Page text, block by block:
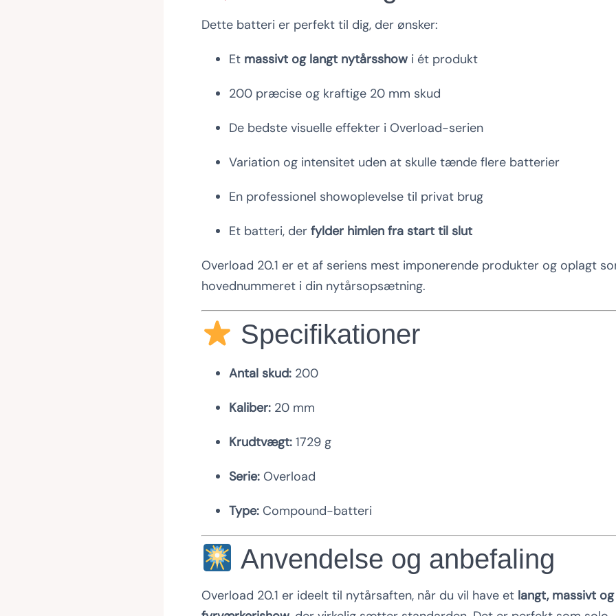
Dette batteri er perfekt til dig, der ønsker:
Et massivt og langt nytårsshow i ét produkt
200 præcise og kraftige 20 mm skud
De bedste visuelle effekter i Overload-serien
Variation og intensitet uden at skulle tænde flere batterier
En professionel showoplevelse til privat brug
Et batteri, derfylder himlen fra start til slut
Overload 20.1 er et af seriens mest imponerende produkter og oplagt
hovednummeret i din nytårsopsætning.
Specifikationer
Antal skud: 200
Kaliber: 20 mm
Krudtvægt: 1729 g
Serie: Overload
Type: Compound-batteri
Anvendelse og anbefaling
Overload 20.1 er ideelt til nytårsaften, når du vil have et langt, massivt